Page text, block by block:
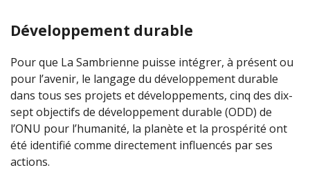
Développement durable
Pour que La Sambrienne puisse intégrer, à présent ou
pour l’avenir, le langage du développement durable
dans tous ses projets et développements, cinq des dix-
sept objectifs de développement durable (ODD) de
l’ONU pour l’humanité, la planète et la prospérité ont
été identifié comme directement influencés par ses
actions.